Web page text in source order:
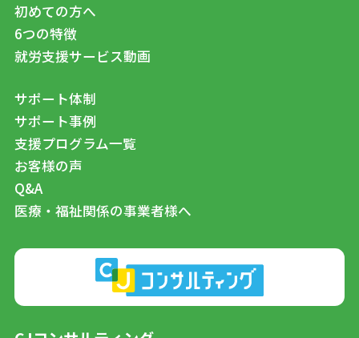
初めての方へ
6つの特徴
就労支援サービス動画
サポート体制
サポート事例
支援プログラム一覧
お客様の声
Q&A
医療・福祉関係の事業者様へ